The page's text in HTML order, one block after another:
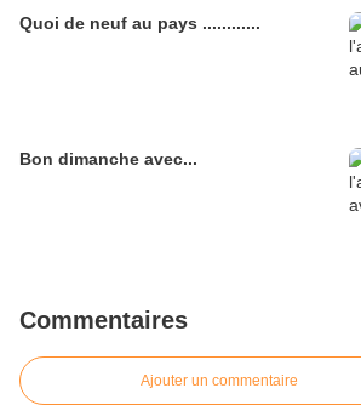
Quoi de neuf au pays ............
Bon dimanche avec...
Commentaires
Ajouter un commentaire